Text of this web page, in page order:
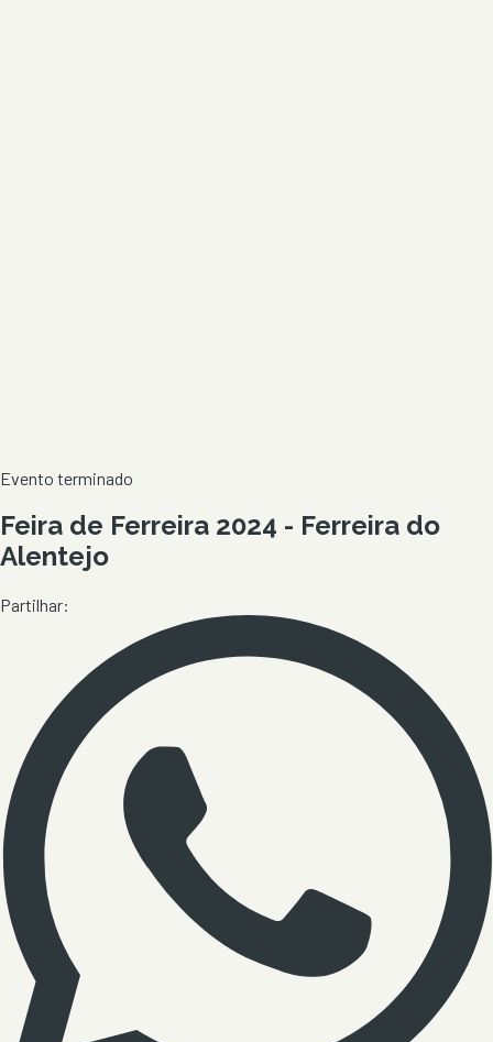
Evento terminado
Feira de Ferreira 2024 - Ferreira do
Alentejo
Partilhar: